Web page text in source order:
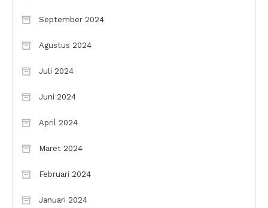
September 2024
Agustus 2024
Juli 2024
Juni 2024
April 2024
Maret 2024
Februari 2024
Januari 2024